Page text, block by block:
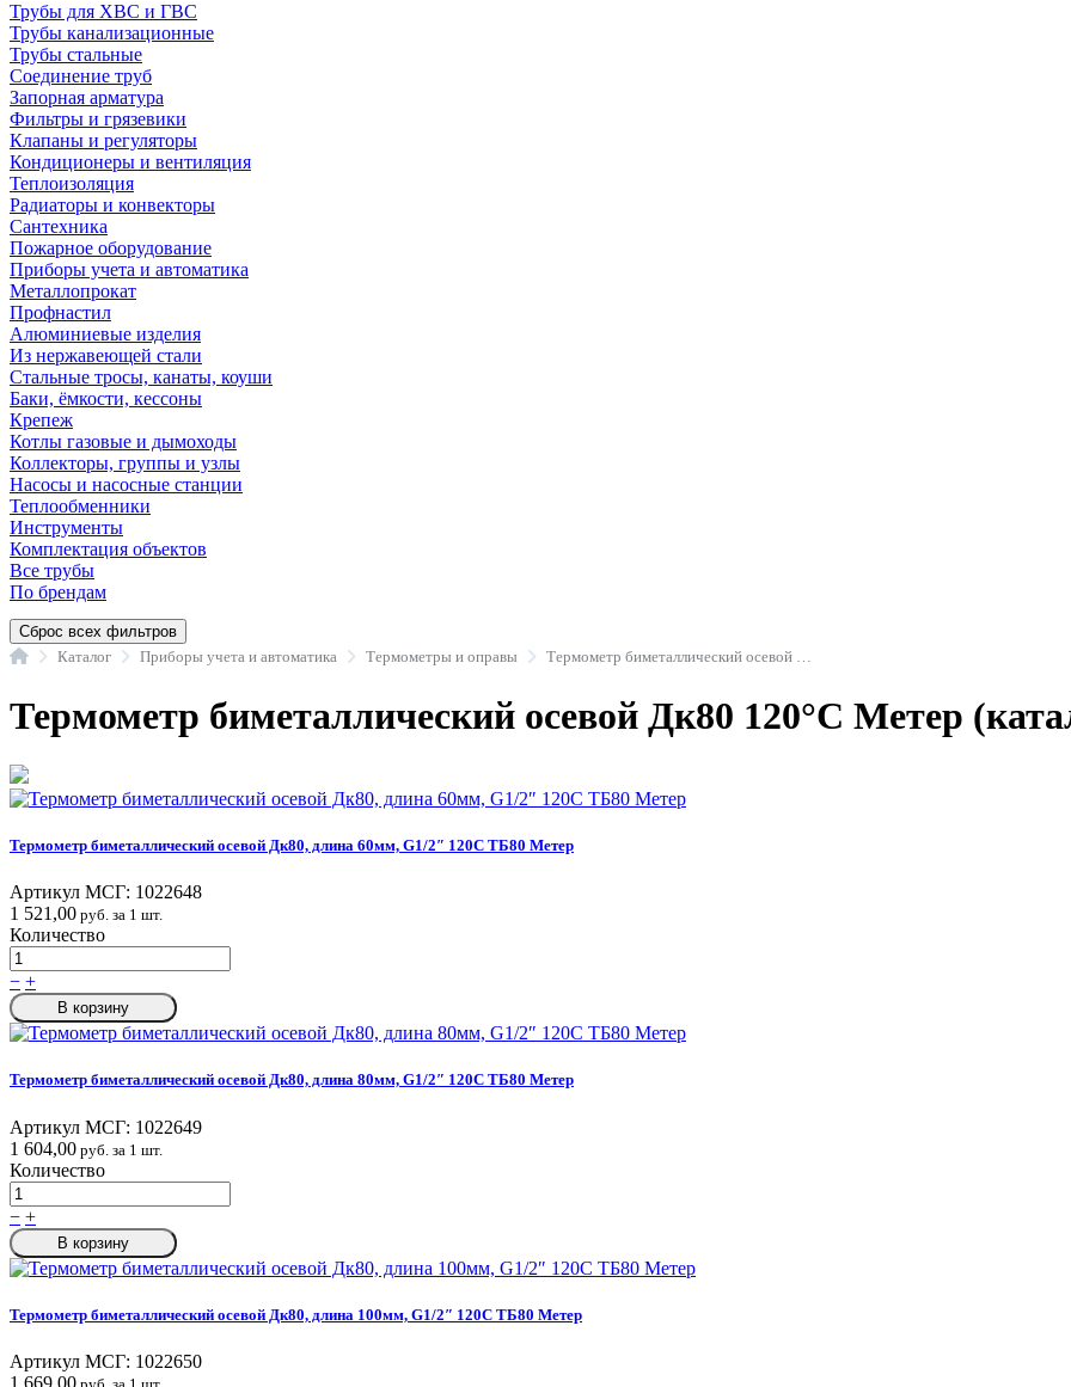
Трубы для ХВС и ГВС
Трубы канализационные
Трубы стальные
Соединение труб
Запорная арматура
Фильтры и грязевики
Клапаны и регуляторы
Кондиционеры и вентиляция
Теплоизоляция
Радиаторы и конвекторы
Сантехника
Пожарное оборудование
Приборы учета и автоматика
Металлопрокат
Профнастил
Алюминиевые изделия
Из нержавеющей стали
Стальные тросы, канаты, коуши
Баки, ёмкости, кессоны
Крепеж
Котлы газовые и дымоходы
Коллекторы, группы и узлы
Насосы и насосные станции
Теплообменники
Инструменты
Комплектация объектов
Все трубы
По брендам
Сброс всех фильтров
ГлавнаяКаталог Приборы учета и автоматика Термометры и оправы
Термометр биметаллический осевой Дк80 120°C Метер
Термометр биметаллический осевой Дк80, длина 60мм, G1/2″ 120C ТБ80 Метер
Артикул МСГ: 1022648
1 521,00 руб. за 1 шт.
Количество
− +
В корзину
Термометр биметаллический осевой Дк80, длина 80мм, G1/2″ 120C ТБ80 Метер
Артикул МСГ: 1022649
1 604,00 руб. за 1 шт.
Количество
− +
В корзину
Термометр биметаллический осевой Дк80, длина 100мм, G1/2″ 120C ТБ80 Метер
Артикул МСГ: 1022650
1 669,00